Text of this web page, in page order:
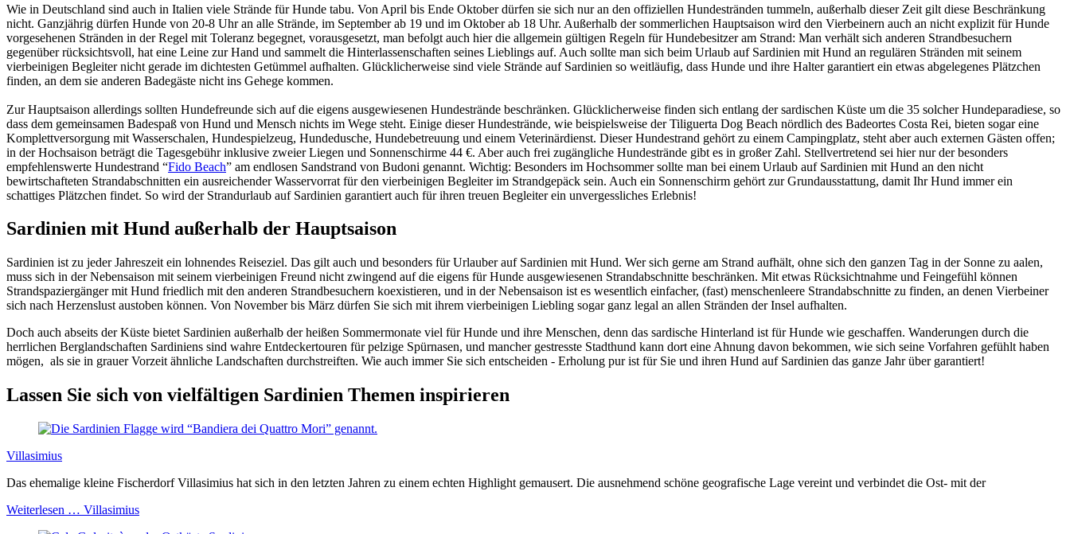
Wie in Deutschland sind auch in Italien viele Strände für Hunde tabu. Von April bis Ende Oktober dürfen sie sich nur an den offiziellen Hundestränden tummeln, außerhalb dieser Zeit gilt diese Beschränkung
nicht. Ganzjährig dürfen Hunde von 20-8 Uhr an alle Strände, im September ab 19 und im Oktober ab 18 Uhr. Außerhalb der sommerlichen Hauptsaison wird den Vierbeinern auch an nicht explizit für Hunde
vorgesehenen Stränden in der Regel mit Toleranz begegnet, vorausgesetzt, man befolgt auch hier die allgemein gültigen Regeln für Hundebesitzer am Strand: Man verhält sich anderen Strandbesuchern
gegenüber rücksichtsvoll, hat eine Leine zur Hand und sammelt die Hinterlassenschaften seines Lieblings auf. Auch sollte man sich beim Urlaub auf Sardinien mit Hund an regulären Stränden mit seinem
vierbeinigen Begleiter nicht gerade im dichtesten Getümmel aufhalten. Glücklicherweise sind viele Strände auf Sardinien so weitläufig, dass Hunde und ihre Halter garantiert ein etwas abgelegenes Plätzchen
finden, an dem sie anderen Badegäste nicht ins Gehege kommen.
Zur Hauptsaison allerdings sollten Hundefreunde sich auf die eigens ausgewiesenen Hundestrände beschränken. Glücklicherweise finden sich entlang der sardischen Küste um die 35 solcher Hundeparadiese, so
dass dem gemeinsamen Badespaß von Hund und Mensch nichts im Wege steht. Einige dieser Hundestrände, wie beispielsweise der Tiliguerta Dog Beach nördlich des Badeortes Costa Rei, bieten sogar eine
Komplettversorgung mit Wasserschalen, Hundespielzeug, Hundedusche, Hundebetreuung und einem Veterinärdienst. Dieser Hundestrand gehört zu einem Campingplatz, steht aber auch externen Gästen offen;
in der Hochsaison beträgt die Tagesgebühr inklusive zweier Liegen und Sonnenschirme 44 €. Aber auch frei zugängliche Hundestrände gibt es in großer Zahl. Stellvertretend sei hier nur der besonders
empfehlenswerte Hundestrand “Fido Beach” am endlosen Sandstrand von Budoni genannt. Wichtig: Besonders im Hochsommer sollte man bei einem Urlaub auf Sardinien mit Hund an den nicht
bewirtschafteten Strandabschnitten ein ausreichender Wasservorrat für den vierbeinigen Begleiter im Strandgepäck sein. Auch ein Sonnenschirm gehört zur Grundausstattung, damit Ihr Hund immer ein
schattiges Plätzchen findet. So wird der Strandurlaub auf Sardinien garantiert auch für ihren treuen Begleiter ein unvergessliches Erlebnis!
Sardinien mit Hund außerhalb der Hauptsaison
Sardinien ist zu jeder Jahreszeit ein lohnendes Reiseziel. Das gilt auch und besonders für Urlauber auf Sardinien mit Hund. Wer sich gerne am Strand aufhält, ohne sich den ganzen Tag in der Sonne zu aalen,
muss sich in der Nebensaison mit seinem vierbeinigen Freund nicht zwingend auf die eigens für Hunde ausgewiesenen Strandabschnitte beschränken. Mit etwas Rücksichtnahme und Feingefühl können
Strandspaziergänger mit Hund friedlich mit den anderen Strandbesuchern koexistieren, und in der Nebensaison ist es wesentlich einfacher, (fast) menschenleere Strandabschnitte zu finden, an denen Vierbeiner
sich nach Herzenslust austoben können. Von November bis März dürfen Sie sich mit ihrem vierbeinigen Liebling sogar ganz legal an allen Stränden der Insel aufhalten.
Doch auch abseits der Küste bietet Sardinien außerhalb der heißen Sommermonate viel für Hunde und ihre Menschen, denn das sardische Hinterland ist für Hunde wie geschaffen. Wanderungen durch die
herrlichen Berglandschaften Sardiniens sind wahre Entdeckertouren für pelzige Spürnasen, und mancher gestresste Stadthund kann dort eine Ahnung davon bekommen, wie sich seine Vorfahren gefühlt haben
mögen, als sie in grauer Vorzeit ähnliche Landschaften durchstreiften. Wie auch immer Sie sich entscheiden - Erholung pur ist für Sie und ihren Hund auf Sardinien das ganze Jahr über garantiert!
Lassen Sie sich von vielfältigen Sardinien Themen inspirieren
Villasimius
Das ehemalige kleine FischerdorfVillasimius hat sich in den letzten Jahren zu einem echten Highlight gemausert. Die ausnehmend schöne geografische Lage vereint und verbindet die Ost- mit der
Weiterlesen … Villasimius